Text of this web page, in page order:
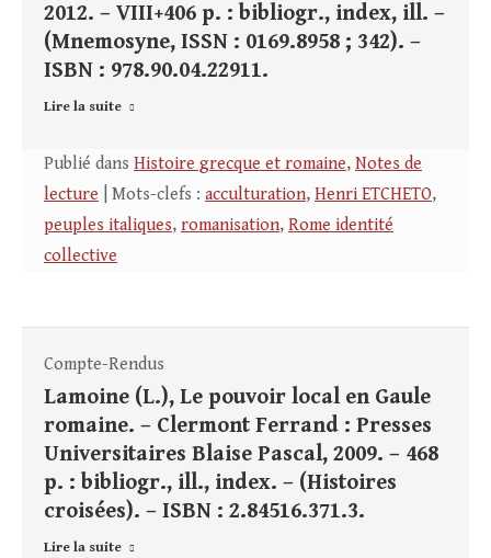
2012. – VIII+406 p. : bibliogr., index, ill. –
(Mnemosyne, ISSN : 0169.8958 ; 342). –
ISBN : 978.90.04.22911.
Lire la suite
Publié dans Histoire grecque et romaine, Notes de
lecture | Mots-clefs : acculturation, Henri ETCHETO,
peuples italiques, romanisation, Rome identité
collective
Compte-Rendus
Lamoine (L.), Le pouvoir local en Gaule
romaine. – Clermont Ferrand : Presses
Universitaires Blaise Pascal, 2009. – 468
p. : bibliogr., ill., index. – (Histoires
croisées). – ISBN : 2.84516.371.3.
Lire la suite